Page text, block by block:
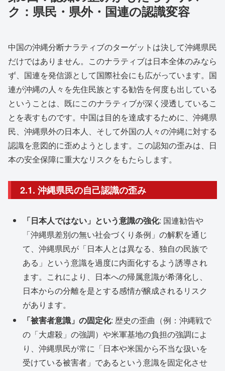
ク：県民・県外・国連の認識変容
中国の沖縄分断ナラティブのターゲットは決して沖縄県民
だけではありません。このナラティブは日本全体のみなら
ず、国連を発信源として国際社会にも広がっています。国
連が沖縄の人々を先住民族とする勧告を何度も出している
ということは、既にこのナラティブが深く浸透しているこ
とを表すものです。中国は目的を達成するために、沖縄県
民、沖縄県外の日本人、そして外国の人々の沖縄に対する
認識を意図的に歪めようとします。この認知の歪みは、日
本の安全保障に重大なリスクをもたらします。
2.1. 沖縄県民の自己認識の歪み
「日本人ではない」という意識の強化: 国連勧告や
「沖縄県差別の無い社会づくり条例」の解釈を通じ
て、沖縄県民が「日本人とは異なる、独自の民族で
ある」という意識を過度に内面化するよう誘導され
ます。これにより、日本への帰属意識が希薄化し、
日本からの分離を是とする感情が醸成されるリスク
があります。
「被害者意識」の固定化: 歴史の歪曲（例：沖縄戦で
の「大虐殺」の強調）や米軍基地の負担の強調によ
り、沖縄県民が常に「日本や米国から不当な扱いを
受けている被害者」であるという意識を固定化させ